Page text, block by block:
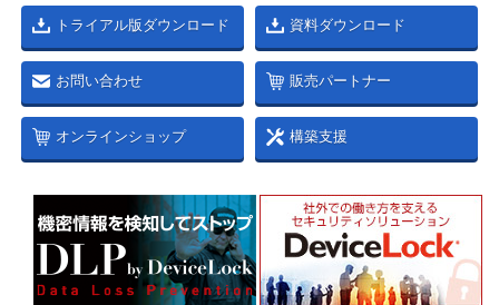
トライアル版ダウンロード 資料ダウンロード
お問い合わせ 販売パートナー
オンラインショップ 構築支援